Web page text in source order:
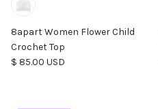
8apart Women Flower Child
Crochet Top
Precio normal
$ 85.00 USD